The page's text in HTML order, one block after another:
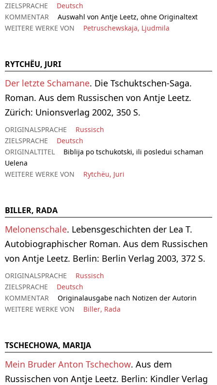
ZIELSPRACHE
Deutsch
KOMMENTAR
Auswahl von Antje Leetz, ohne Originaltext
WEITERE WERKE VON
Petruschewskaja, Ljudmila
RYTCHËU, JURI
Der letzte Schamane. Die Tschuktschen-Saga.
Roman. Aus dem Russischen von Antje Leetz.
Zürich: Unionsverlag 2002, 350 S.
ORIGINALSPRACHE
Russisch
ZIELSPRACHE
Deutsch
ORIGINALTITEL
Biblija po tschukotski, ili posledui schaman
Uelena
WEITERE WERKE VON
Rytchëu, Juri
BILLER, RADA
Melonenschale. Lebensgeschichten der Lea T.
Autobiographischer Roman. Aus dem Russischen
von Antje Leetz. Berlin: Berlin Verlag 2003, 372 S.
ORIGINALSPRACHE
Russisch
ZIELSPRACHE
Deutsch
KOMMENTAR
Originalausgabe nach Notizen der Autorin
WEITERE WERKE VON
Biller, Rada
TSCHECHOWA, MARIJA
Mein Bruder Anton Tschechow. Aus dem
Russischen von Antje Leetz. Berlin: Kindler Verlag